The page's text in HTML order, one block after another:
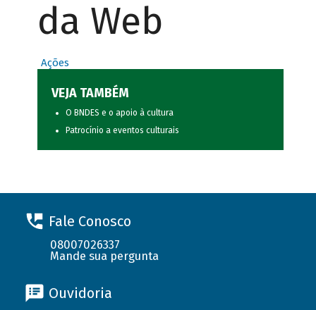
da Web
Ações
VEJA TAMBÉM
O BNDES e o apoio à cultura
Patrocínio a eventos culturais
Fale Conosco
08007026337
Mande sua pergunta
Ouvidoria